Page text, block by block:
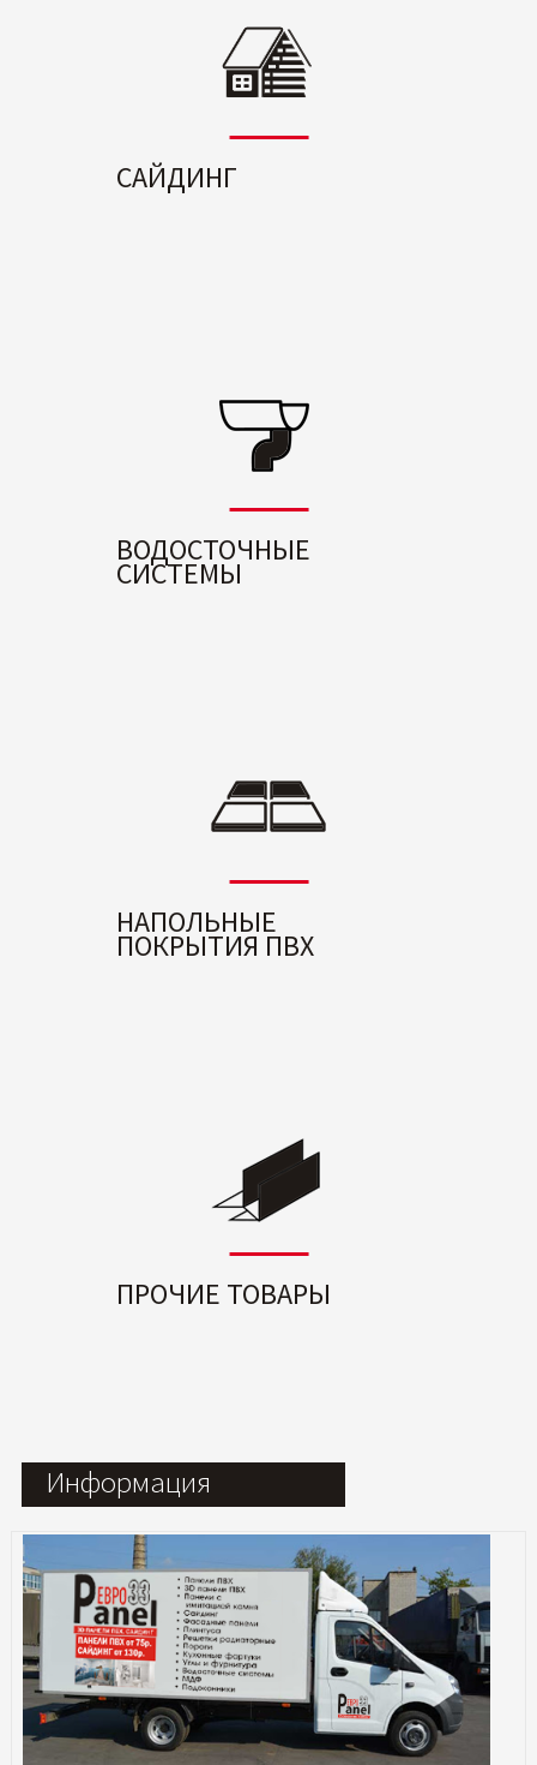
САЙДИНГ
ВОДОСТОЧНЫЕ
СИСТЕМЫ
НАПОЛЬНЫЕ
ПОКРЫТИЯ ПВХ
ПРОЧИЕ ТОВАРЫ
Информация